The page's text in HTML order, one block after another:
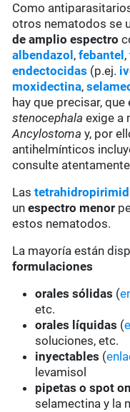
Como
otros nematodos se
de amplio espectro
albendazol ,febantel ,
endectocidas (p.ej.
moxidectina,
hay que precisar,
stenocephala exige a
Ancylostoma y, por
antihelmínticos
consulte
Las
unespectro menor
estos nematodos.
La mayoría están
formulaciones
orales sólidas (
etc.
orales líquidas (
soluciones, etc.
inyectables (
levamisol
pipetas o spot
selamectina y la